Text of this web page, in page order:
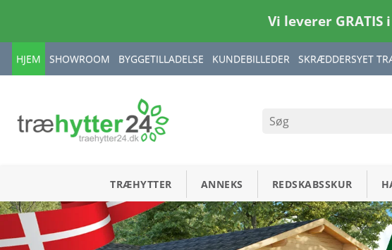
Vi leverer
HJEM SHOWROOM BYGGETILLADELSE KUNDEBILLEDER SKRÆDDERSYET
TRÆHYTTER ANNEKS REDSKABSSKUR